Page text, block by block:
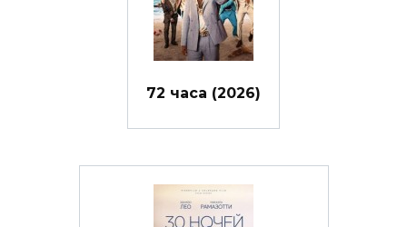
72 часа (2026)